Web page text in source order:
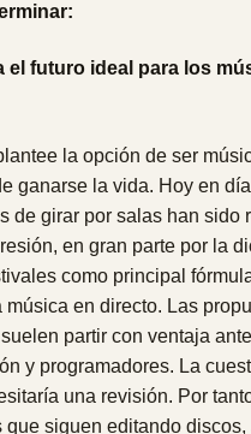
el futuro ideal para los
la opción de ser
ganarse la vida. Hoy en
de girar por salas han sido
en gran parte por la
como principal
música en directo. Las
partir con ventaja
y programadores. La
una revisión. Por
que siguen editando